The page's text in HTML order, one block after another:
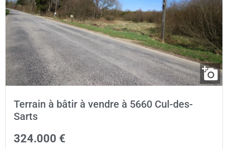
Terrain à bâtir à vendre à 5660 Cul-des-
Sarts
324.000 €